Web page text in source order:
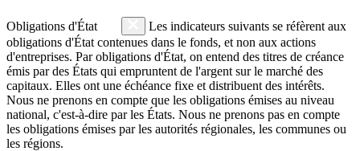
Obligations d'État
Les indicateurs suivants se réfèrent aux
obligations d'État contenues dans le fonds, et non aux actions
d'entreprises. Par obligations d'État, on entend des titres de créance
émis par des États qui empruntent de l'argent sur le marché des
capitaux. Elles ont une échéance fixe et distribuent des intérêts.
Nous ne prenons en compte que les obligations émises au niveau
national, c'est-à-dire par les États. Nous ne prenons pas en compte
les obligations émises par les autorités régionales, les communes ou
les régions.